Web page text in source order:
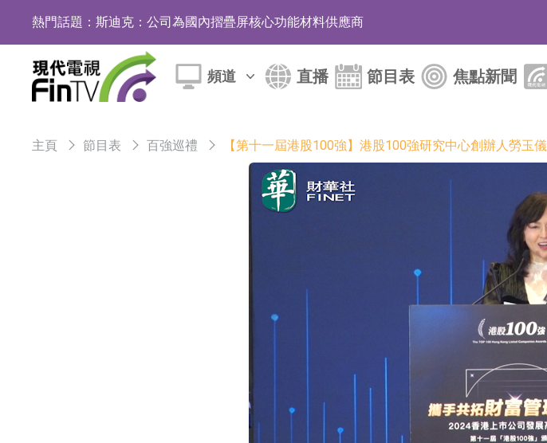
熱門話題：
聚辰股份：公司VPD芯片已順利通過目標客戶的測試認證
上期所：7月份對11個實際控制關系賬戶組採取限制開倉的監管措施
亞太股份：公司是零跑汽車和Stellantis集團的供應商
理工雷科面向邊緣AI場景推出"山海"系列智算模組 系列產品基於國產CPU與GPU
依米康：海外交付以東南亞、中東市場為主 並已取得歐美相關認證
上交所：財通多策略福鑫定期開放靈活配置混合型發起式證券投資基金臨時停牌
上交所：景順長城全球半導體芯片產業股票型證券投資基金臨時停牌
【異動股】港股跌幅榜前十，卡森國際(00496.HK)跌22.40%，九福來(08611.HK)
【異動股】港股漲幅榜前十，拿森科技(02261.HK)漲+75.05%，辰興發展
頻道 直播 節目表 焦點新聞
主頁 節目表 百強巡禮 【第十一屆港股100強】港股100強研究中心創辦人勞玉